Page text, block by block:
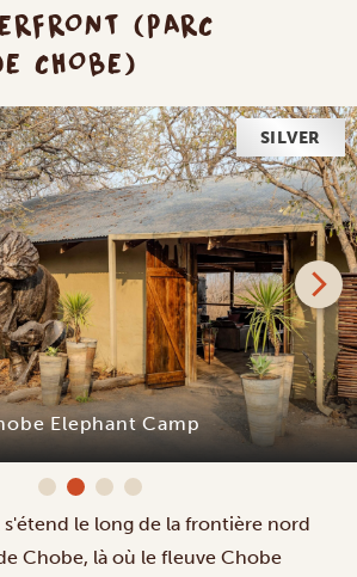
(PARC
CHOBE)
SILVER
Elephant Camp
le long de la frontière nord
Chobe, là où le fleuve Chobe